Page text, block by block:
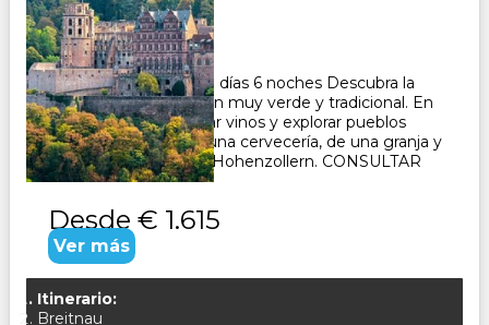
Duración:
7Días6Noches
Paquete Turístico de 7 días 6 noches Descubra la
Selva Negra, una región muy verde y tradicional. En
Alsacia podrás degustar vinos y explorar pueblos
pintorescos. Visita de una cervecería, de una granja y
del famoso castillo de Hohenzollern. CONSULTAR
Desde € 1.615
Ver más
Itinerario:
Breitnau